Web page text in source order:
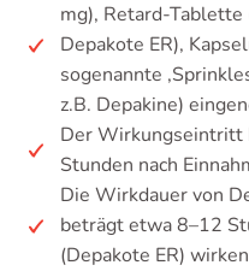
mg), Retard-
Depakote ER),
sogenannte
z.B. Depakine)
Der Wirkungseintritt
Stunden nach
Die Wirkdauer von
beträgt etwa 8–12
(Depakote ER)